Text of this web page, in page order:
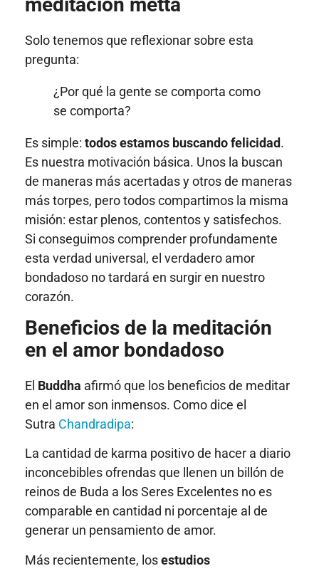
meditación metta
Solo tenemos que reflexionar sobre esta
pregunta:
¿Por qué la gente se comporta como
se comporta?
Es simple: todos estamos buscando felicidad.
Es nuestra motivación básica. Unos la buscan
de maneras más acertadas y otros de maneras
más torpes, pero todos compartimos la misma
misión: estar plenos, contentos y satisfechos.
Si conseguimos comprender profundamente
esta verdad universal, el verdadero amor
bondadoso no tardará en surgir en nuestro
corazón.
Beneficios de la meditación
en el amor bondadoso
El Buddha afirmó que los beneficios de meditar
en el amor son inmensos. Como dice el
Sutra Chandradipa:
La cantidad de karma positivo de hacer a diario
inconcebibles ofrendas que llenen un billón de
reinos de Buda a los Seres Excelentes no es
comparable en cantidad ni porcentaje al de
generar un pensamiento de amor.
Más recientemente, losestudios